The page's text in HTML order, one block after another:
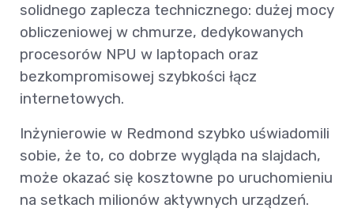
solidnego zaplecza technicznego: dużej mocy
obliczeniowej w chmurze, dedykowanych
procesorów NPU w laptopach oraz
bezkompromisowej szybkości łącz
internetowych.
Inżynierowie w Redmond szybko uświadomili
sobie, że to, co dobrze wygląda na slajdach,
może okazać się kosztowne po uruchomieniu
na setkach milionów aktywnych urządzeń.